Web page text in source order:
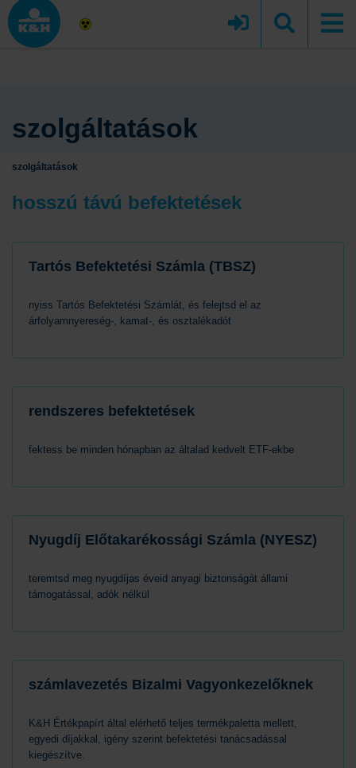
szolgáltatások
szolgáltatások
hosszú távú befektetések
Tartós Befektetési Számla (TBSZ)
nyiss Tartós Befektetési Számlát, és felejtsd el az
árfolyamnyereség-, kamat-, és osztalékadót
rendszeres befektetések
fektess be minden hónapban az általad kedvelt ETF-ekbe
Nyugdíj Előtakarékossági Számla (NYESZ)
teremtsd meg nyugdíjas éveid anyagi biztonságát állami
támogatással, adók nélkül
számlavezetés Bizalmi Vagyonkezelőknek
K&H Értékpapírt által elérhető teljes termékpaletta mellett,
egyedi díjakkal, igény szerint befektetési tanácsadással
kiegészítve.